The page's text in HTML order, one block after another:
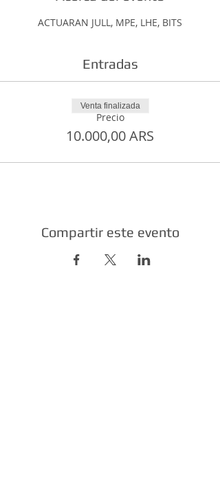
ACTUARAN JULL, MPE, LHE, BITS
Entradas
Precio
10.000,00 ARS
Venta finalizada
Compartir este evento